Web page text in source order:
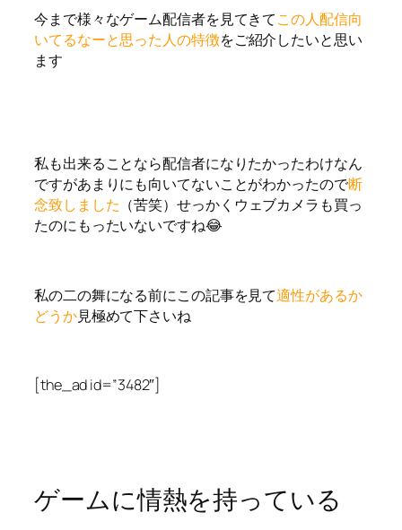
今まで様々なゲーム配信者を見てきて この人配信向
いてるなーと思った人の特徴をご紹介したいと思い
ます
私も出来ることなら配信者になりたかったわけなん
ですがあまりにも向いてないことがわかったので断
念致しました （苦笑）せっかくウェブカメラも買っ
たのにもったいないですね😂
私の二の舞になる前にこの記事を見て適性があるか
どうか見極めて下さいね
[the_ad id=”3482″]
ゲームに情熱を持っている